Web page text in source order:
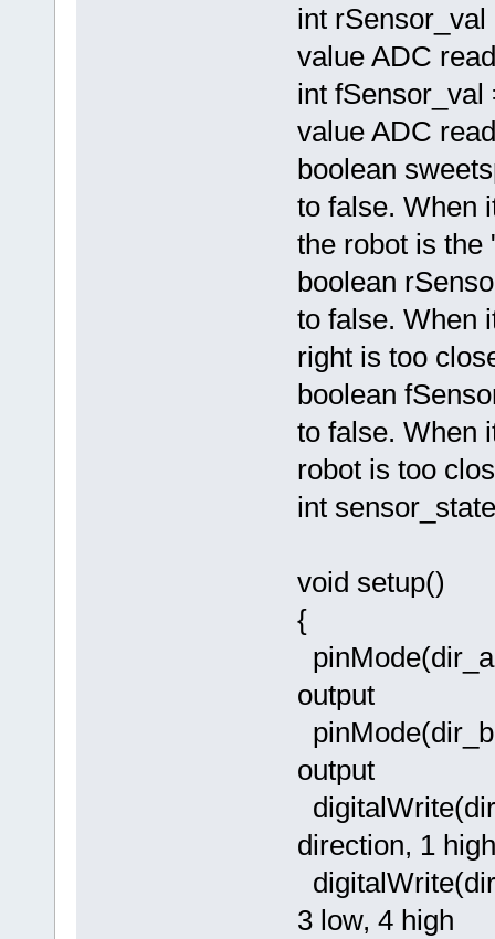
int
value ADC
int
value ADC
boolean
to false. When
the robot is the
boolean
to false. When
right is too
boolean
to false. When
robot is too
int
void setup()
{
output
output
direction, 1
3 low, 4 high